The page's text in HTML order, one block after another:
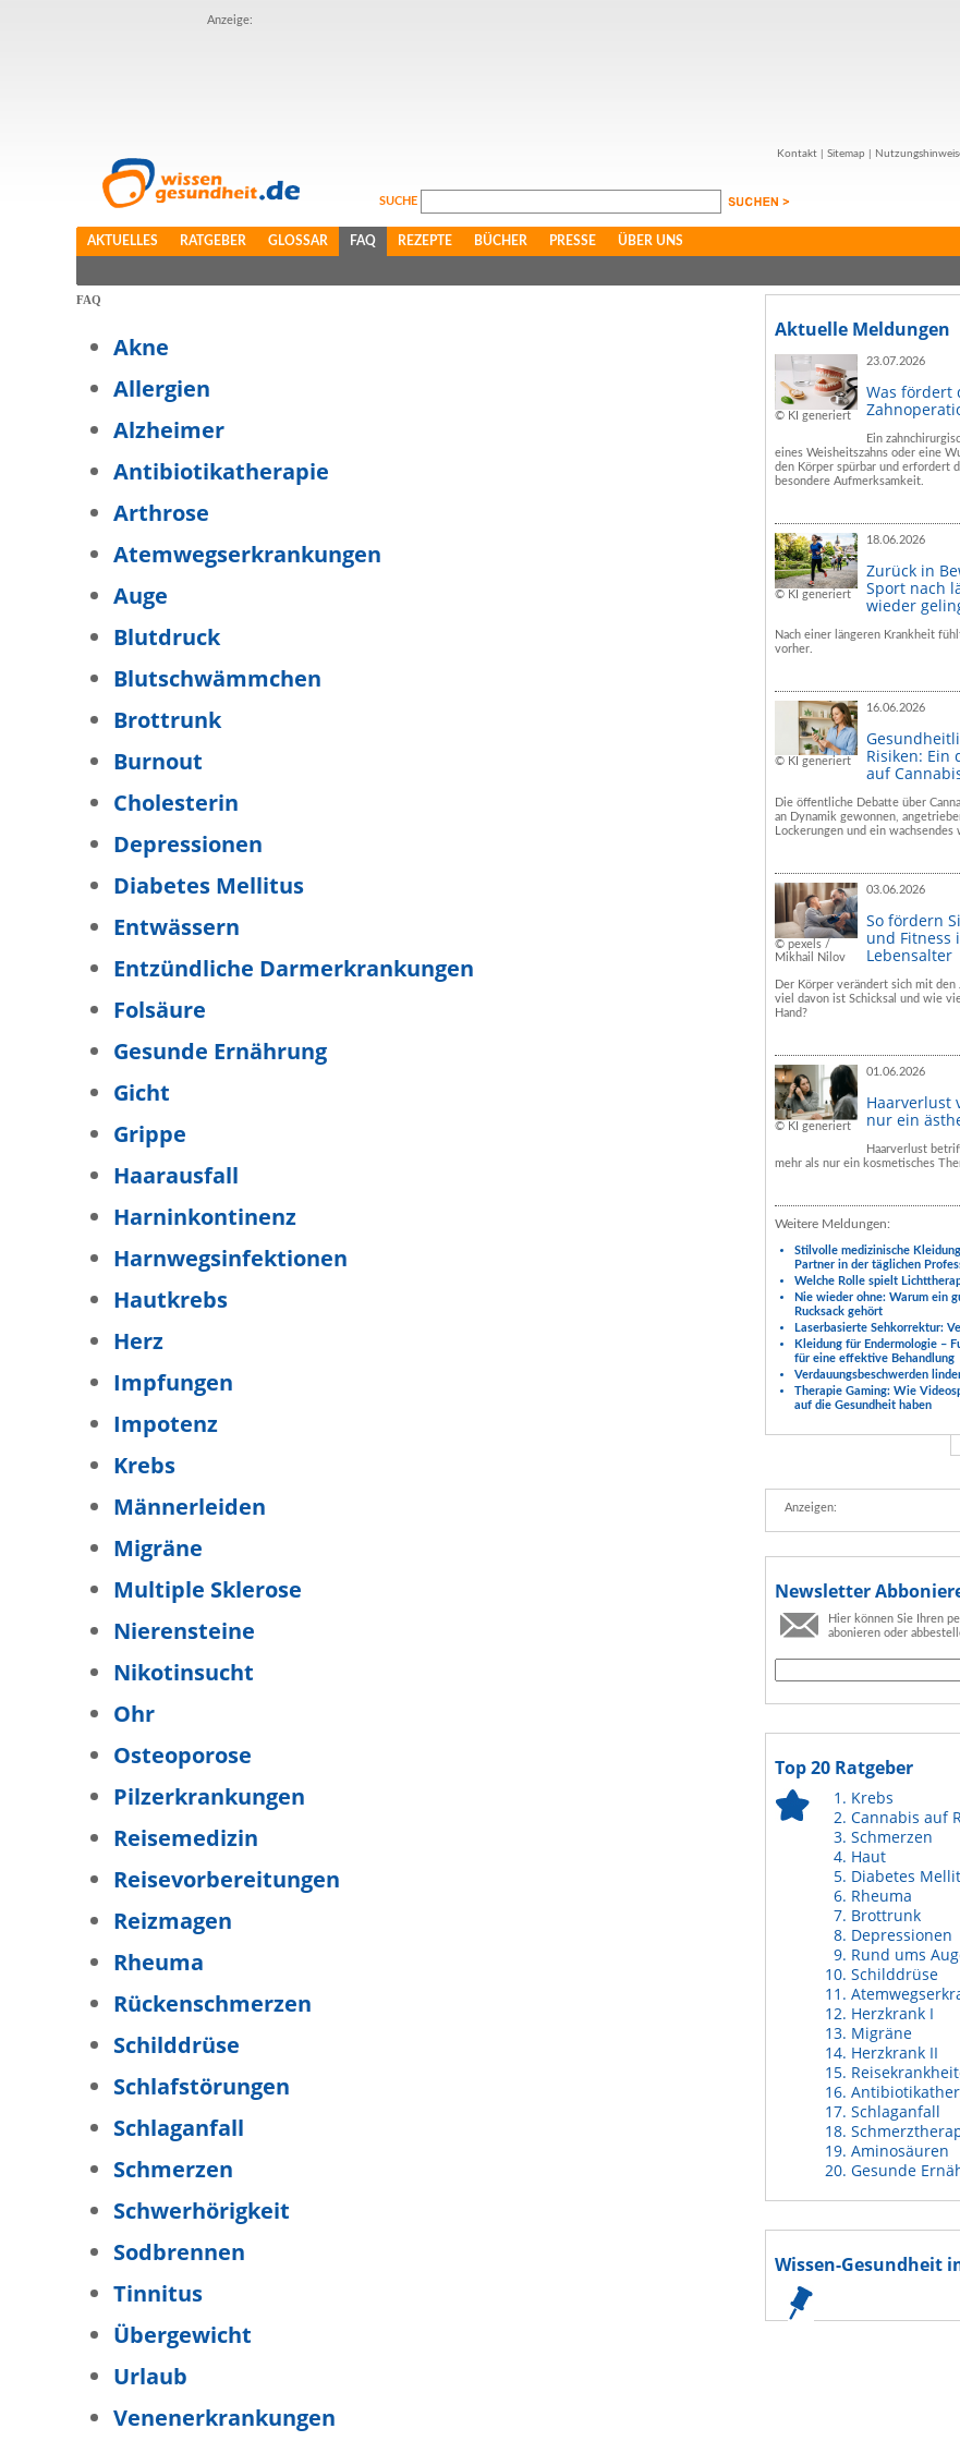
Anzeige:
Kontakt Sitemap
SUCHE
AKTUELLES RATGEBER GLOSSAR FAQ REZEPTE BÜCHER PRESSE ÜBER UNS
FAQ
Akne
Allergien
Alzheimer
Antibiotikatherapie
Arthrose
Atemwegserkrankungen
Auge
Blutdruck
Blutschwämmchen
Brottrunk
Burnout
Cholesterin
Depressionen
Diabetes Mellitus
Entwässern
Entzündliche Darmerkrankungen
Folsäure
Gesunde Ernährung
Gicht
Grippe
Haarausfall
Harninkontinenz
Harnwegsinfektionen
Hautkrebs
Herz
Impfungen
Impotenz
Krebs
Männerleiden
Migräne
Multiple Sklerose
Nierensteine
Nikotinsucht
Ohr
Osteoporose
Pilzerkrankungen
Reisemedizin
Reisevorbereitungen
Reizmagen
Rheuma
Rückenschmerzen
Schilddrüse
Schlafstörungen
Schlaganfall
Schmerzen
Schwerhörigkeit
Sodbrennen
Tinnitus
Übergewicht
Urlaub
Venenerkrankungen
Aktuelle Meldungen
© KI generiert
23.07.2026
Was fördert
Ein
eines Weisheitszahns oder eine
den Körper spürbar und erfordert
besondere Aufmerksamkeit.
© KI generiert
18.06.2026
Zurück in
Sport nach
wieder
Nach einer längeren Krankheit
vorher.
© KI generiert
16.06.2026
Risiken: Ein
auf
Die öffentliche Debatte über
an Dynamik gewonnen,
Lockerungen und ein
© pexels /
Mikhail Nilov
03.06.2026
So fördern
und Fitness
Lebensalter
Der Körper verändert sich mit
viel davon ist Schicksal und wie
Hand?
© KI generiert
01.06.2026
Haarverlust
nur ein
Haarverlust
mehr als nur ein kosmetisches
Weitere Meldungen:
Stilvolle medizinische
Partner in der täglichen
Welche Rolle spielt
Nie wieder ohne: Warum ein
Rucksack gehört
Laserbasierte Sehkorrektur:
Kleidung für Endermologie –
für eine effektive Behandlung
Verdauungsbeschwerden
Therapie Gaming: Wie
auf die Gesundheit haben
Anzeigen:
Newsletter
Hier können Sie Ihren
abonieren oder
Top 20 Ratgeber
Krebs
Cannabis auf
Schmerzen
Haut
Diabetes
Rheuma
Brottrunk
Depressionen
Rund ums
Schilddrüse
Herzkrank I
Migräne
Herzkrank II
Schlaganfall
Aminosäuren
Gesunde
Wissen-Gesundheit